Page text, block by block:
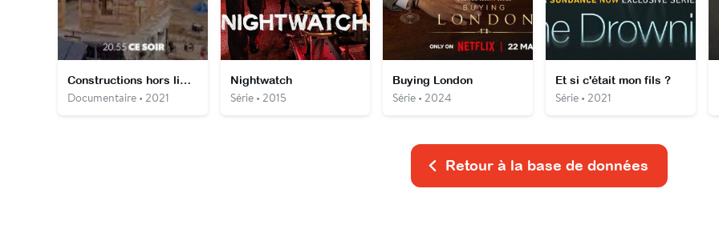
Constructions hors limites
Documentaire • 2021
Nightwatch
Série • 2015
Buying London
Série • 2024
Et si c'était mon fils ?
Série • 2021
Retour à la base de données